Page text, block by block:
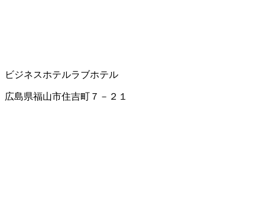
ビジネスホテルラブホテル
広島県福山市住吉町７－２１